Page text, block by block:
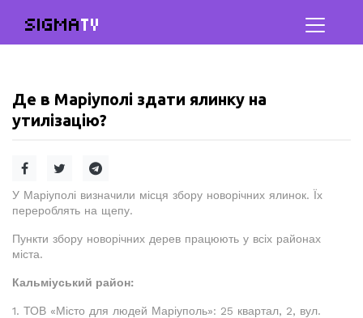
SIGMATV
Де в Маріуполі здати ялинку на
утилізацію?
У Маріуполі визначили місця збору новорічних ялинок. Їх
перероблять на щепу.
Пункти збору новорічних дерев працюють у всіх районах
міста.
Кальміуський район:
1. ТОВ «Місто для людей Маріуполь»: 25 квартал, 2, вул.